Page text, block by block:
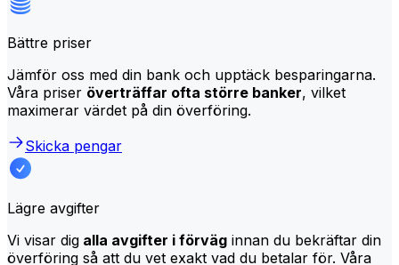
Bättre priser
Jämför oss med din bank och upptäck besparingarna.
Våra priser överträffar ofta större banker, vilket
maximerar värdet på din överföring.
Skicka pengar
Lägre avgifter
Vi visar dig alla avgifter i förväg innan du bekräftar din
överföring så att du vet exakt vad du betalar för. Våra